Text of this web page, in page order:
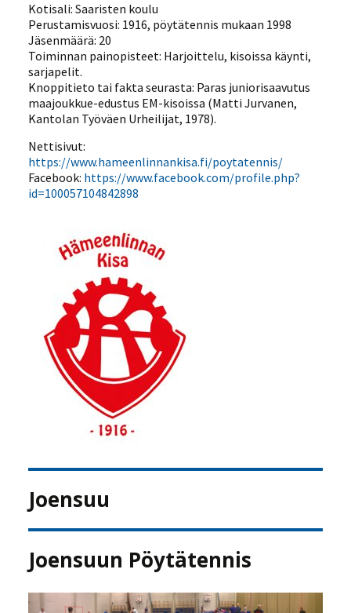
Kotisali: Saaristen koulu
Perustamisvuosi: 1916, pöytätennis mukaan 1998
Jäsenmäärä: 20
Toiminnan painopisteet: Harjoittelu, kisoissa käynti,
sarjapelit.
Knoppitieto tai fakta seurasta: Paras juniorisaavutus
maajoukkue-edustus EM-kisoissa (Matti Jurvanen,
Kantolan Työväen Urheilijat, 1978).
Nettisivut:
https://www.hameenlinnankisa.fi/poytatennis/
Facebook: https://www.facebook.com/profile.php?
id=100057104842898
Joensuu
Joensuun Pöytätennis